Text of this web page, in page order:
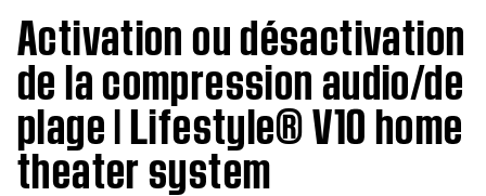
Activation ou désactivation
de la compression audio/de
plage | Lifestyle® V10 home
theater system